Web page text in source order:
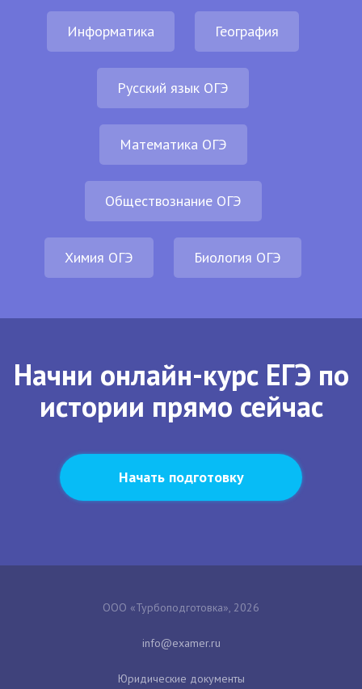
Информатика География
Русский язык ОГЭ
Математика ОГЭ
Обществознание ОГЭ
Химия ОГЭ Биология ОГЭ
Начни онлайн-курс ЕГЭ по
истории прямо сейчас
Начать подготовку
ООО «Турбоподготовка», 2026
Юридические документы